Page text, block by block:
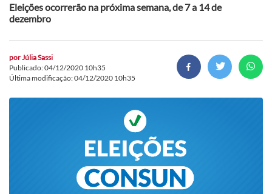
Eleições ocorrerão na próxima semana, de 7 a 14 de
dezembro
porJúlia Sassi
Publicado: 04/12/2020 10h35
Última modificação: 04/12/2020 10h35